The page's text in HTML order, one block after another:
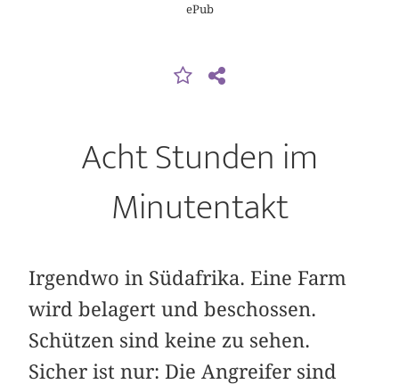
ePub
Acht Stunden im
Minutentakt
Irgendwo in Südafrika. Eine Farm
wird belagert und beschossen.
Schützen sind keine zu sehen.
Sicher ist nur: Die Angreifer sind